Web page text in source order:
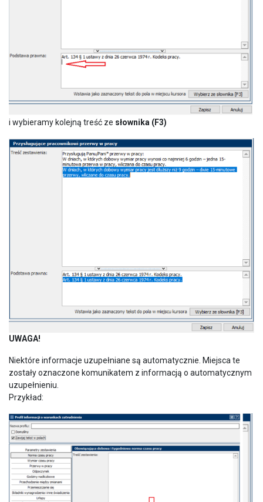
i wybieramy kolejną treść ze słownika (F3)
UWAGA!
Niektóre informacje uzupełniane są automatycznie. Miejsca te
zostały oznaczone komunikatem z informacją o automatycznym
uzupełnieniu.
Przykład: